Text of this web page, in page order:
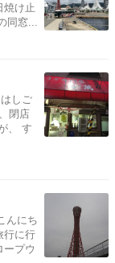
焼け止
同窓...
しご
閉店
、 す
んにち
行に行
ープウ